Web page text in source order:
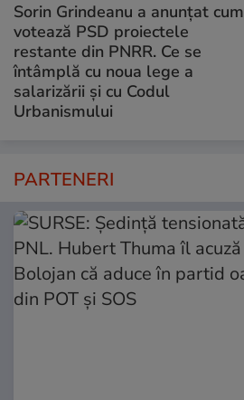
Sorin Grindeanu a anunțat cum
votează PSD proiectele
restante din PNRR. Ce se
întâmplă cu noua lege a
salarizării și cu Codul
Urbanismului
PARTENERI